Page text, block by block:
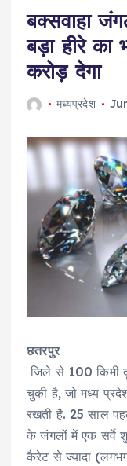
बक्सवाहा
बड़ा हीरे
करोड़ देगा
मध्यप्रदेश
छतरपुर
जिले से 100 किमी
चुकी है, जो मध्य
रखती है. 25 साल
के जंगलों में एक सर्वे
कैरेट से ज्यादा